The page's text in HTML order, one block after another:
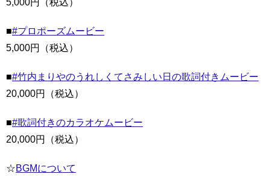
5,000円（税込）
■#プロポーズムービー
5,000円（税込）
■#竹内まりやのうれしくてさみしい日の歌詞付きムービー
20,000円（税込）
■#歌詞付きのカラオケムービー
20,000円（税込）
☆BGMについて